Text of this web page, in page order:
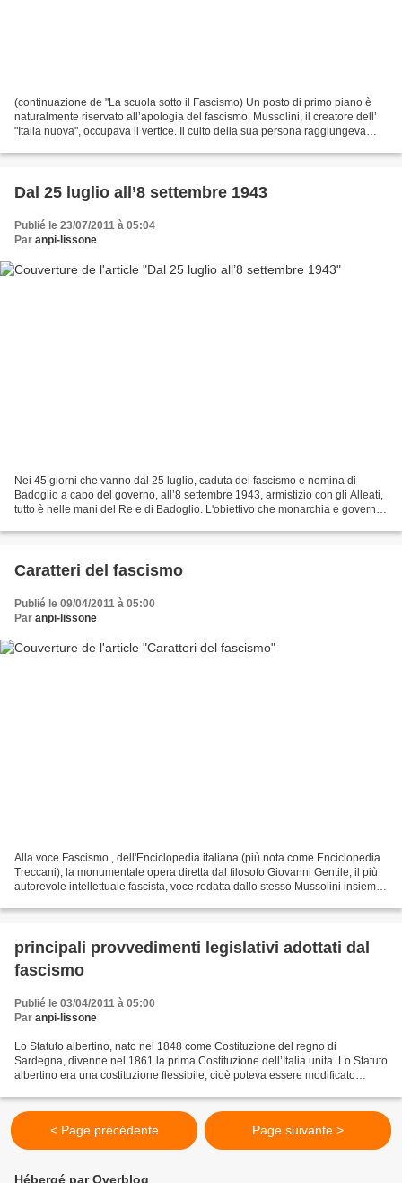
(continuazione de "La scuola sotto il Fascismo) Un posto di primo piano è
naturalmente riservato all’apologia del fascismo. Mussolini, il creatore dell’
"Italia nuova", occupava il vertice. Il culto della sua persona raggiungeva
Dal 25 luglio all’8 settembre 1943
Publié le 23/07/2011 à 05:04
Par anpi-lissone
Nei 45 giorni che vanno dal 25 luglio, caduta del fascismo e nomina di
Badoglio a capo del governo, all’8 settembre 1943, armistizio con gli Alleati,
tutto è nelle mani del Re e di Badoglio. L'obiettivo che monarchia e governo
Caratteri del fascismo
Publié le 09/04/2011 à 05:00
Par anpi-lissone
Alla voce Fascismo , dell'Enciclopedia italiana (più nota come Enciclopedia
Treccani), la monumentale opera diretta dal filosofo Giovanni Gentile, il più
autorevole intellettuale fascista, voce redatta dallo stesso Mussolini insieme
principali provvedimenti legislativi adottati dal
fascismo
Publié le 03/04/2011 à 05:00
Par anpi-lissone
Lo Statuto albertino, nato nel 1848 come Costituzione del regno di
Sardegna, divenne nel 1861 la prima Costituzione dell’Italia unita. Lo Statuto
albertino era una costituzione flessibile, cioè poteva essere modificato
< Page précédente Page suivante >
Hébergé par Overblog